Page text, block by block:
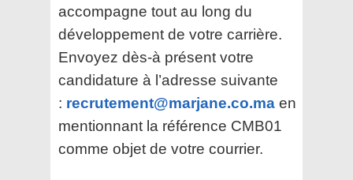
accompagne tout au long du
développement de votre carrière.
Envoyez dès-à présent votre
candidature à l’adresse suivante
: recrutement@marjane.co.ma en
mentionnant la référence CMB01
comme objet de votre courrier.